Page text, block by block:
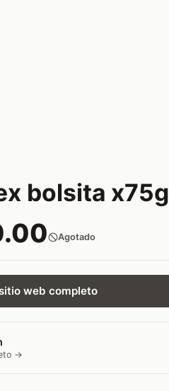
bolsita x75g
Agotado
web completo
→